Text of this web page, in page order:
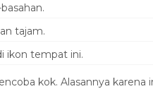
tajam.
ikon tempat ini.
kok. Alasannya